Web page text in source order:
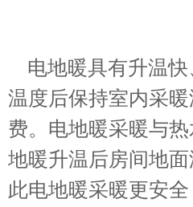
电地暖具有升温快
温度后保持室内采
费。电地暖采暖与
地暖升温后房间地
此电地暖采暖更安